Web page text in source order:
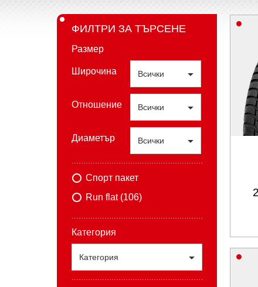
ФИЛТРИ ЗА ТЪРСЕНЕ
Размер
Широчина Всички
Отношение Всички
Диаметър Всички
Спорт пакет
Run flat (106)
Категория
Категория